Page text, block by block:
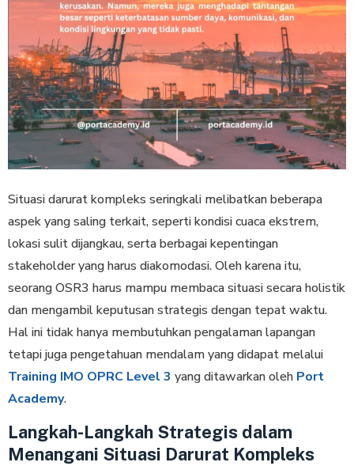
Situasi darurat kompleks seringkali melibatkan beberapa
aspek yang saling terkait, seperti kondisi cuaca ekstrem,
lokasi sulit dijangkau, serta berbagai kepentingan
stakeholder yang harus diakomodasi. Oleh karena itu,
seorang OSR3 harus mampu membaca situasi secara holistik
dan mengambil keputusan strategis dengan tepat waktu.
Hal ini tidak hanya membutuhkan pengalaman lapangan
tetapi juga pengetahuan mendalam yang didapat melalui
Training IMO OPRC Level 3 yang ditawarkan oleh Port
Academy.
Langkah-Langkah Strategis dalam
Menangani Situasi Darurat Kompleks